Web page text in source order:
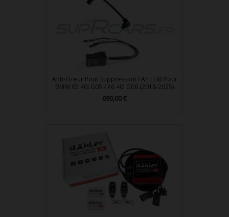
Anti-Erreur Pour Suppression FAP LEIB Pour
BMW X5 40i G05 / X6 40i G06 (2018-2025)
Prix
690,00 €